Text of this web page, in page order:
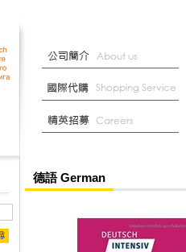
德語 German